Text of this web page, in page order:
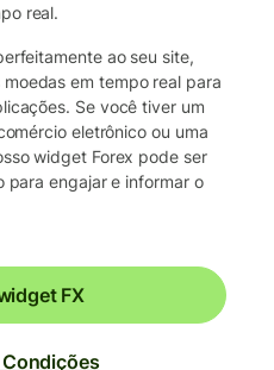
real.
ao seu site,
em tempo real para
Se você tiver um
eletrônico ou uma
widget Forex pode ser
para engajar e informar o
FX